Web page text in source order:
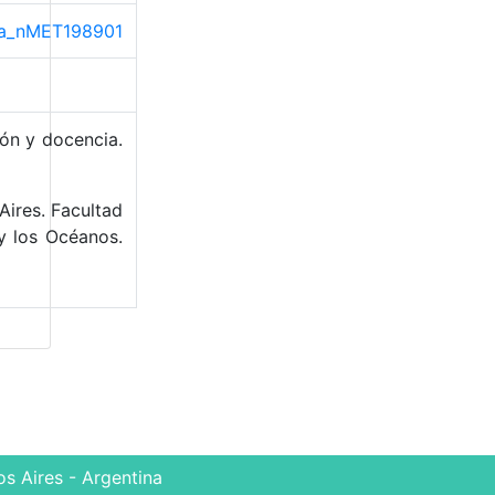
y docencia.
Facultad
los Océanos.
Aires - Argentina